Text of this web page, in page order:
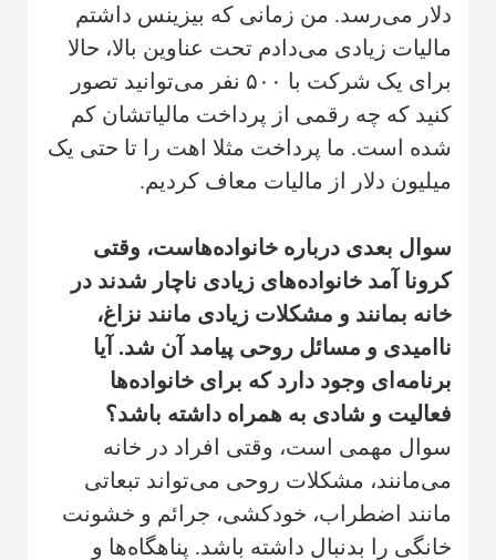
دلار می‌رسد. من زمانی که بیزینس داشتم
مالیات زیادی می‌دادم تحت عناوین بالا، حالا
برای یک شرکت با ۵۰۰ نفر می‌توانید تصور
کنید که چه رقمی از پرداخت مالیاتشان کم
شده است. ما پرداخت مثلا اهت را تا حتی یک
میلیون دلار از مالیات معاف کردیم.
سوال بعدی درباره خانواده‌هاست، وقتی
کرونا آمد خانواده‌های زیادی ناچار شدند در
خانه بمانند و مشکلات زیادی مانند نزاغ،
ناامیدی و مسائل روحی پیامد آن شد. آیا
برنامه‌ای وجود دارد که برای خانواده‌ها
فعالیت و شادی به همراه داشته باشد؟
سوال مهمی است، وقتی افراد در خانه
می‌مانند، مشکلات روحی می‌تواند تبعاتی
مانند اضطراب، خودکشی، جرائم و خشونت
خانگی را بدنبال داشته باشد. پناهگاه‌ها و